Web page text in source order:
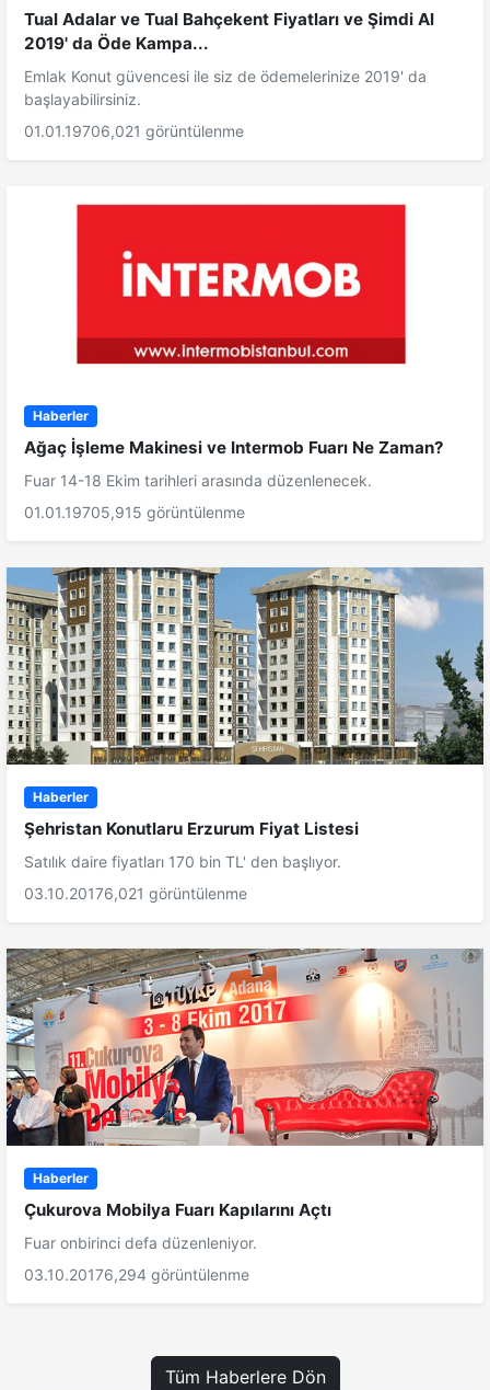
Tual Adalar ve Tual Bahçekent Fiyatları ve Şimdi Al
2019' da Öde Kampa...
Emlak Konut güvencesi ile siz de ödemelerinize 2019' da
başlayabilirsiniz.
01.01.19706,021 görüntülenme
Haberler
Ağaç İşleme Makinesi ve Intermob Fuarı Ne Zaman?
Fuar 14-18 Ekim tarihleri arasında düzenlenecek.
01.01.19705,915 görüntülenme
Haberler
Şehristan Konutlaru Erzurum Fiyat Listesi
Satılık daire fiyatları 170 bin TL' den başlıyor.
03.10.20176,021 görüntülenme
Haberler
Çukurova Mobilya Fuarı Kapılarını Açtı
Fuar onbirinci defa düzenleniyor.
03.10.20176,294 görüntülenme
Tüm Haberlere Dön